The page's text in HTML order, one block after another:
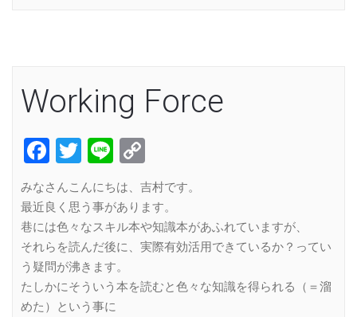
Working Force
Facebook
Twitter
Line
Link
みなさんこんにちは、吉村です。
最近良く思う事があります。
巷には色々なスキル本や知識本があふれていますが、
それらを読んだ後に、実際有効活用できているか？ってい
う疑問が沸きます。
たしかにそういう本を読むと色々な知識を得られる（＝溜
めた）という事に